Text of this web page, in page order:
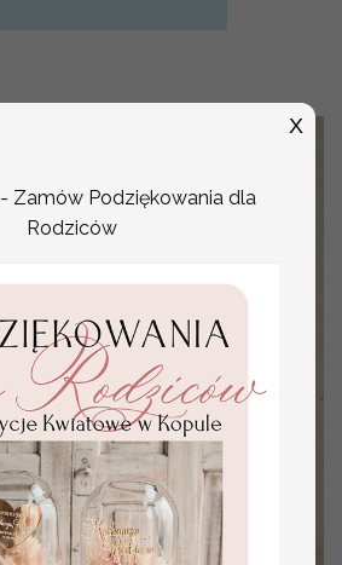
Zamów Podziękowania dla
Rodziców
X